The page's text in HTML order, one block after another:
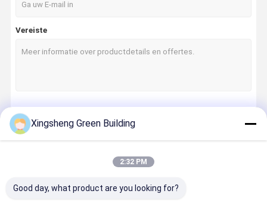
BIPV zonnepaneel
Flexibel fotovoltaïsch paneel
Gekrompen zonne daktegels
monozonnepaneel
BIPV-productenproductiemachine
Verzorgingsmachine voor PV-panelen
Vereiste
Doorgaan
Xingsheng Green Building
2:32 PM
Good day, what product are you looking for?